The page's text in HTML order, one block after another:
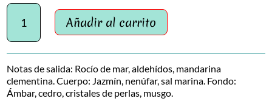
Tempest
Mediana
275
g.
WoodWick
cantidad
Añadir al carrito
Notas de salida: Rocío de mar, aldehídos, mandarina
clementina. Cuerpo: Jazmín, nenúfar, sal marina. Fondo:
Ámbar, cedro, cristales de perlas, musgo.